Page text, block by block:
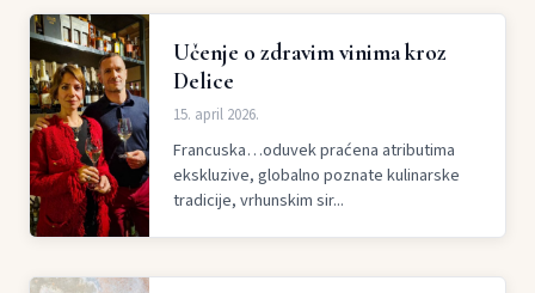
Učenje o zdravim vinima kroz
Delice
15. april 2026.
Francuska…oduvek praćena atributima
ekskluzive, globalno poznate kulinarske
tradicije, vrhunskim sir...